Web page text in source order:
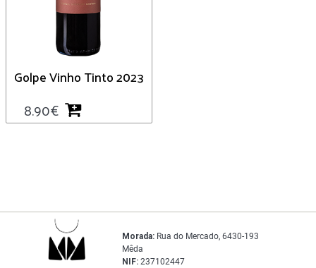
Golpe Vinho Tinto 2023
8.90€
Morada: Rua do Mercado, 6430-193
Mêda
NIF: 237102447